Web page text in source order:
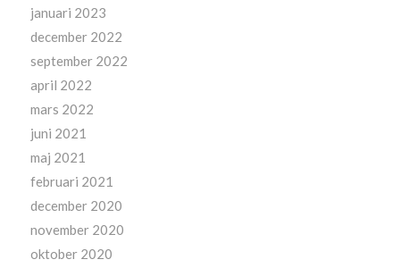
januari 2023
december 2022
september 2022
april 2022
mars 2022
juni 2021
maj 2021
februari 2021
december 2020
november 2020
oktober 2020